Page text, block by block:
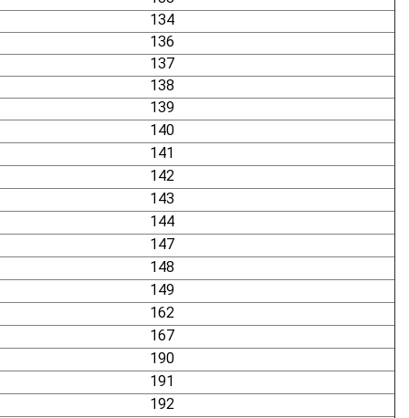
134
136
137
138
139
140
141
142
143
144
147
148
149
162
167
190
191
192